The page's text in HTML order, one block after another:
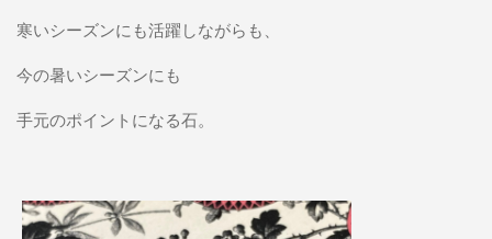
寒いシーズンにも活躍しながらも、
今の暑いシーズンにも
手元のポイントになる石。